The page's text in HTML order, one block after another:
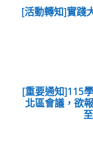
[活動轉知]實踐
[重要通知]115
北區會議，欲